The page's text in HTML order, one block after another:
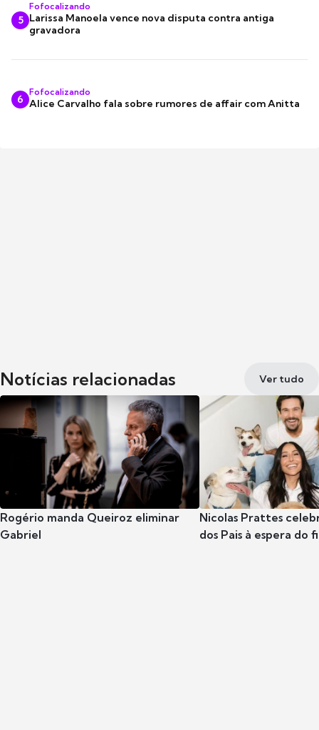
5
Fofocalizando
Larissa Manoela vence nova disputa contra antiga
gravadora
6
Fofocalizando
Alice Carvalho fala sobre rumores de affair com Anitta
Notícias relacionadas Ver tudo
Rogério manda Queiroz eliminar
Gabriel
Nicolas Prattes
dos Pais à espera do